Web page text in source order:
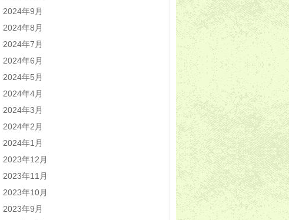
2024年9月
2024年8月
2024年7月
2024年6月
2024年5月
2024年4月
2024年3月
2024年2月
2024年1月
2023年12月
2023年11月
2023年10月
2023年9月